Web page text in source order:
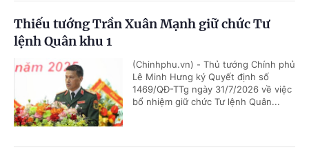
Thiếu tướng Trần Xuân Mạnh giữ chức Tư
lệnh Quân khu 1
(Chinhphu.vn) - Thủ tướng Chính phủ
Lê Minh Hưng ký Quyết định số
1469/QĐ-TTg ngày 31/7/2026 về việc
bổ nhiệm giữ chức Tư lệnh Quân...